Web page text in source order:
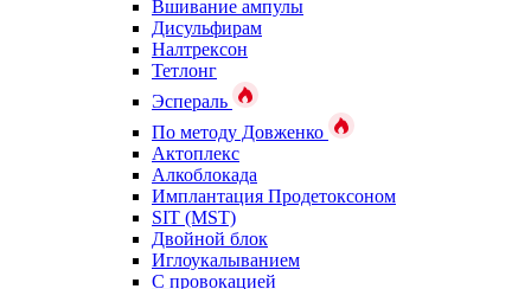
Вшивание ампулы
Дисульфирам
Налтрексон
Тетлонг
Эспераль
По методу Довженко
Актоплекс
Алкоблокада
Имплантация Продетоксоном
SIT (MST)
Двойной блок
Иглоукалыванием
С провокацией